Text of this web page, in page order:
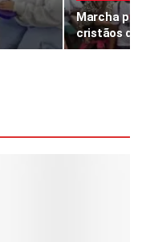
Marcha
cristãos de